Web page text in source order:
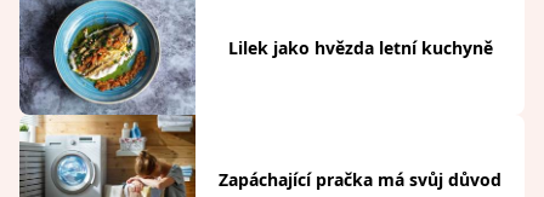
Lilek jako hvězda letní kuchyně
Zapáchající pračka má svůj důvod